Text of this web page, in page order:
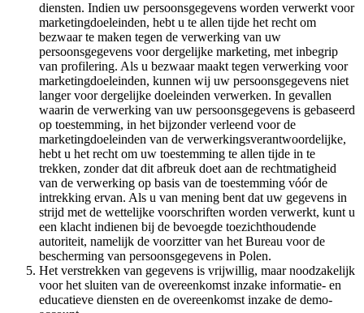
diensten. Indien uw persoonsgegevens worden verwerkt voor
marketingdoeleinden, hebt u te allen tijde het recht om
bezwaar te maken tegen de verwerking van uw
persoonsgegevens voor dergelijke marketing, met inbegrip
van profilering. Als u bezwaar maakt tegen verwerking voor
marketingdoeleinden, kunnen wij uw persoonsgegevens niet
langer voor dergelijke doeleinden verwerken. In gevallen
waarin de verwerking van uw persoonsgegevens is gebaseerd
op toestemming, in het bijzonder verleend voor de
marketingdoeleinden van de verwerkingsverantwoordelijke,
hebt u het recht om uw toestemming te allen tijde in te
trekken, zonder dat dit afbreuk doet aan de rechtmatigheid
van de verwerking op basis van de toestemming vóór de
intrekking ervan. Als u van mening bent dat uw gegevens in
strijd met de wettelijke voorschriften worden verwerkt, kunt u
een klacht indienen bij de bevoegde toezichthoudende
autoriteit, namelijk de voorzitter van het Bureau voor de
bescherming van persoonsgegevens in Polen.
Het verstrekken van gegevens is vrijwillig, maar noodzakelijk
voor het sluiten van de overeenkomst inzake informatie- en
educatieve diensten en de overeenkomst inzake de demo-